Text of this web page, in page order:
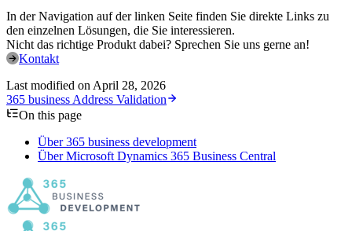
In der Navigation auf der linken Seite finden Sie direkte Links zu
den einzelnen Lösungen, die Sie interessieren.
Nicht das richtige Produkt dabei? Sprechen Sie uns gerne an!
Kontakt
Last modified on April 28, 2026
365 business Address Validation
On this page
Über 365 business development
Über Microsoft Dynamics 365 Business Central